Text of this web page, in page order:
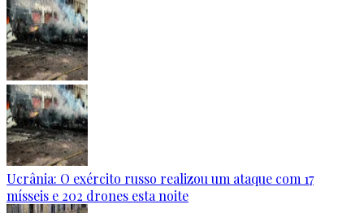
Ucrânia: O exército russo realizou um ataque com 17
mísseis e 202 drones esta noite